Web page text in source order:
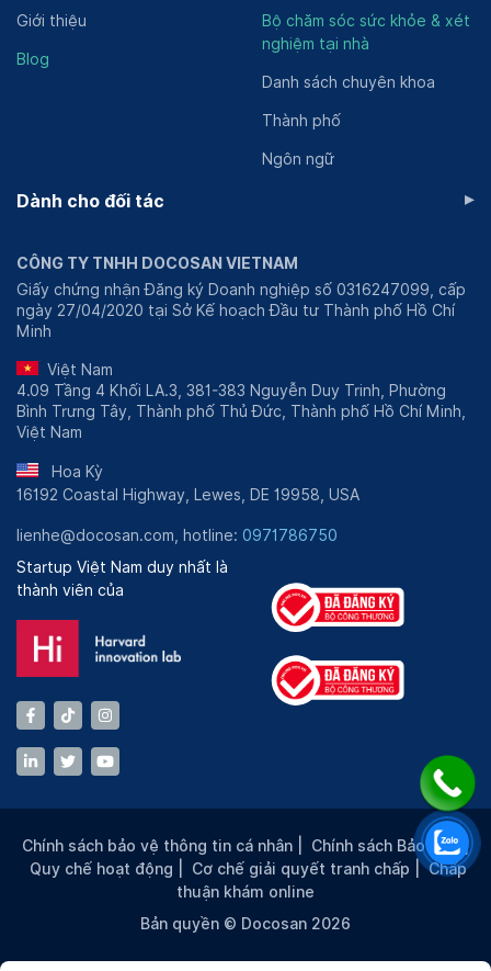
Giới thiệu
Blog
Bộ chăm sóc sức khỏe & xét
nghiệm tại nhà
Danh sách chuyên khoa
Thành phố
Ngôn ngữ
Dành cho đối tác ▸
CÔNG TY TNHH DOCOSAN VIETNAM
Giấy chứng nhận Đăng ký Doanh nghiệp số 0316247099, cấp
ngày 27/04/2020 tại Sở Kế hoạch Đầu tư Thành phố Hồ Chí
Minh
Việt Nam
4.09 Tầng 4 Khối LA.3, 381-383 Nguyễn Duy Trinh, Phường
Bình Trưng Tây, Thành phố Thủ Đức, Thành phố Hồ Chí Minh,
Việt Nam
Hoa Kỳ
16192 Coastal Highway, Lewes, DE 19958, USA
lienhe@docosan.com, hotline: 0971786750
Startup Việt Nam duy nhất là
thành viên của
Chính sách bảo vệ thông tin cá nhân Chính sách Bảo mật |
Quy chế hoạt động
Cơ chế giải quyết tranh chấp |Chấp
thuận khám online
Bản quyền © Docosan 2026